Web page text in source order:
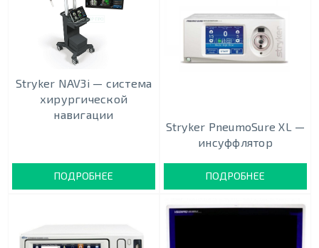
Stryker NAV3i — система
хирургической
навигации
ПОДРОБНЕЕ
Stryker PneumoSure XL —
инсуффлятор
ПОДРОБНЕЕ